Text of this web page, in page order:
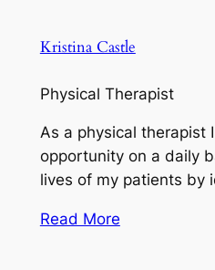
Kristina Castle
Physical Therapist
As a physical therapist
opportunity on a daily
lives of my patients by
Read More